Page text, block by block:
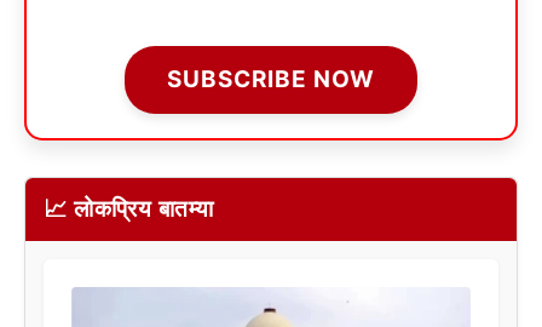
SUBSCRIBE NOW
📈 लोकप्रिय बातम्या